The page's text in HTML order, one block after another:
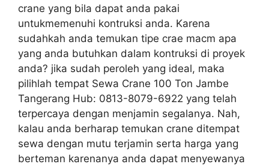
crane yang bila dapat anda pakai
untukmemenuhi kontruksi anda. Karena
sudahkah anda temukan tipe crae macm apa
yang anda butuhkan dalam kontruksi di proyek
anda? jika sudah peroleh yang ideal, maka
pilihlah tempat Sewa Crane 100 Ton Jambe
Tangerang Hub: 0813-8079-6922 yang telah
terpercaya dengan menjamin segalanya. Nah,
kalau anda berharap temukan crane ditempat
sewa dengan mutu terjamin serta harga yang
berteman karenanya anda dapat menyewanya